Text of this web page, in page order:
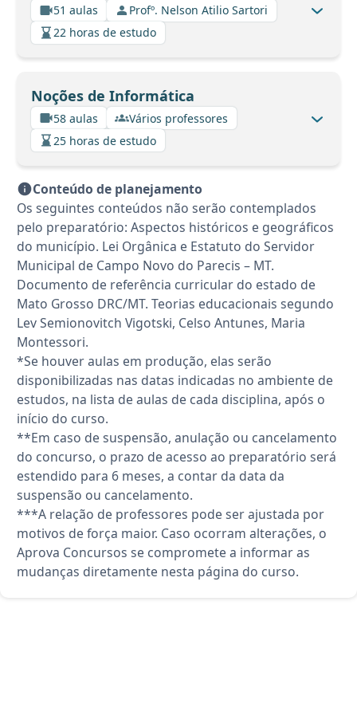
51 aulas
Profº. Nelson Atilio Sartori
22 horas de estudo
Noções de Informática
58 aulas
Vários professores
25 horas de estudo
Conteúdo de planejamento
Os seguintes conteúdos não serão contemplados
pelo preparatório: Aspectos históricos e geográficos
do município. Lei Orgânica e Estatuto do Servidor
Municipal de Campo Novo do Parecis – MT.
Documento de referência curricular do estado de
Mato Grosso DRC/MT. Teorias educacionais segundo
Lev Semionovitch Vigotski, Celso Antunes, Maria
Montessori.
*Se houver aulas em produção, elas serão
disponibilizadas nas datas indicadas no ambiente de
estudos, na lista de aulas de cada disciplina, após o
início do curso.
**Em caso de suspensão, anulação ou cancelamento
do concurso, o prazo de acesso ao preparatório será
estendido para 6 meses, a contar da data da
suspensão ou cancelamento.
***A relação de professores pode ser ajustada por
motivos de força maior. Caso ocorram alterações, o
Aprova Concursos se compromete a informar as
mudanças diretamente nesta página do curso.